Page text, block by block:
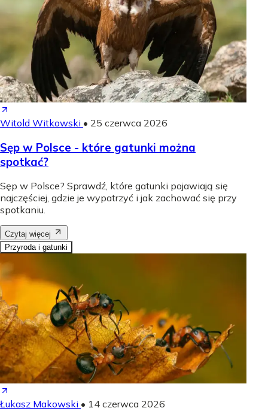
Witold Witkowski • 25 czerwca 2026
Sęp w Polsce - które gatunki można
spotkać?
Sęp w Polsce? Sprawdź, które gatunki pojawiają się
najczęściej, gdzie je wypatrzyć i jak zachować się przy
spotkaniu.
Czytaj więcej
Przyroda i gatunki
Łukasz Makowski • 14 czerwca 2026